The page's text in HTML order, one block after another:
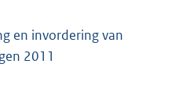
en invordering van
2011